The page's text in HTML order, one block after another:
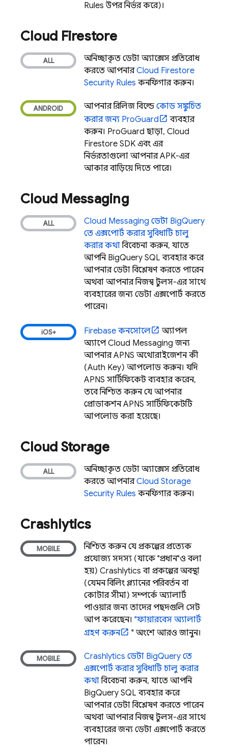
Rules উপর নির্ভর করে)।
Cloud Firestore
অনিচ্ছাকৃত ডেটা অ্যাক্সেস প্রতিরোধ
করতে আপনারCloud Firestore
Security Rules কনফিগার করুন।
আপনার রিলিজ বিল্ডেকোড সঙ্কুচিত
করার জন্য ProGuard
ব্যবহার
করুন। ProGuard ছাড়া, Cloud
Firestore SDK এবং এর
নির্ভরতাগুলো আপনার APK-এর
আকার বাড়িয়ে দিতে পারে।
Cloud Messaging
Cloud Messaging ডেটা BigQuery
তে এক্সপোর্ট করার সুবিধাটি চালু
করার কথাবিবেচনা করুন, যাতে
আপনি BigQuery SQL ব্যবহার করে
আপনার ডেটা বিশ্লেষণ করতে পারেন
অথবা আপনার নিজস্ব টুলস-এর সাথে
ব্যবহারের জন্য ডেটা এক্সপোর্ট করতে
পারেন।
Firebase কনসোলে
অ্যাপল
অ্যাপেCloud Messaging জন্য
আপনার APNS অথোরাইজেশন কী
(Auth Key) আপলোড করুন। যদি
APNS সার্টিফিকেট ব্যবহার করেন,
তবে নিশ্চিত করুন যে আপনার
প্রোডাকশন APNS সার্টিফিকেটটি
আপলোড করা হয়েছে।
Cloud Storage
অনিচ্ছাকৃত ডেটা অ্যাক্সেস প্রতিরোধ
করতে আপনারCloud Storage
Security Rules কনফিগার করুন।
Crashlytics
নিশ্চিত করুন যে প্রকল্পের প্রত্যেক
প্রযোজ্য সদস্য (যাকে "প্রধান"ও বলা
হয়) Crashlytics বা প্রকল্পের অবস্থা
(যেমন বিলিং প্ল্যানের পরিবর্তন বা
কোটার সীমা) সম্পর্কে অ্যালার্ট
পাওয়ার জন্য তাদের পছন্দগুলি সেট
আপ করেছেন। "ফায়ারবেস অ্যালার্ট
গ্রহণ করুন
" অংশে আরও জানুন।
Crashlytics ডেটা BigQuery তে
এক্সপোর্ট করার সুবিধাটি চালু করার
কথাবিবেচনা করুন, যাতে আপনি
BigQuery SQL ব্যবহার করে
আপনার ডেটা বিশ্লেষণ করতে পারেন
অথবা আপনার নিজস্ব টুলস-এর সাথে
ব্যবহারের জন্য ডেটা এক্সপোর্ট করতে
পারেন।